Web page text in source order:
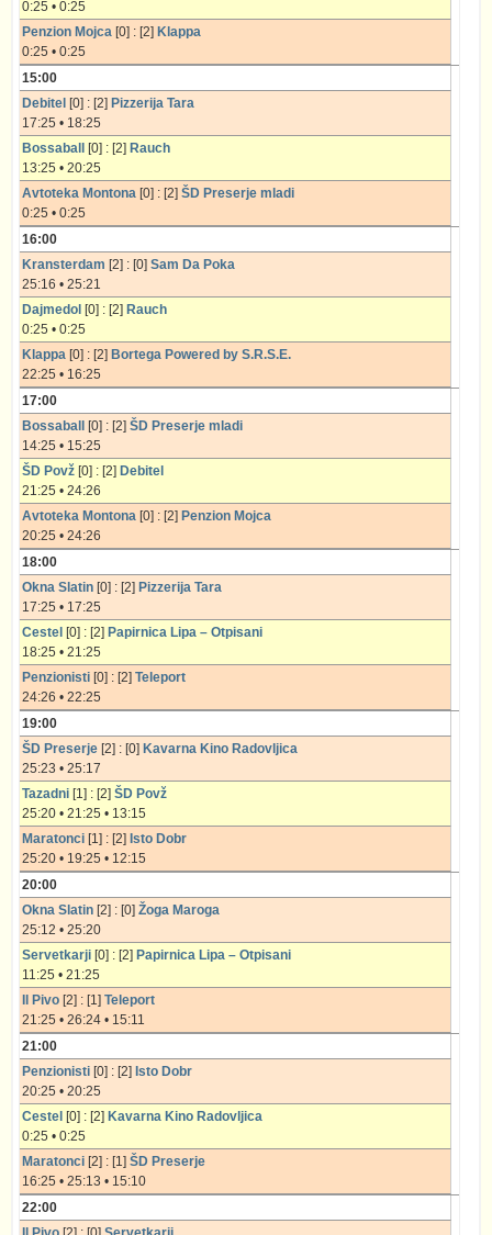
0:25 • 0:25
Penzion Mojca [0] : [2] Klappa
0:25 • 0:25
15:00
Debitel [0] : [2] Pizzerija Tara
17:25 • 18:25
Bossaball
[0] : [2] Rauch
13:25 • 20:25
Avtoteka Montona [0] : [2] ŠD Preserje mladi
0:25 • 0:25
16:00
Kransterdam [2] : [0] Sam Da Poka
25:16 • 25:21
Dajmedol [0] : [2] Rauch
0:25 • 0:25
Klappa [0] : [2] Bortega Powered by S.R.S.E.
22:25 • 16:25
17:00
Bossaball
[0] : [2] ŠD Preserje mladi
14:25 • 15:25
ŠD Povž [0] : [2] Debitel
21:25 • 24:26
Avtoteka Montona [0] : [2] Penzion Mojca
20:25 • 24:26
18:00
Okna Slatin [0] : [2] Pizzerija Tara
17:25 • 17:25
Cestel [0] : [2] Papirnica Lipa – Otpisani
18:25 • 21:25
Penzionisti [0] : [2] Teleport
24:26 • 22:25
19:00
ŠD Preserje [2] : [0] Kavarna Kino Radovljica
25:23 • 25:17
Tazadni [1] : [2] ŠD Povž
25:20 • 21:25 • 13:15
Maratonci [1] : [2] Isto Dobr
25:20 • 19:25 • 12:15
20:00
Okna Slatin [2] : [0] Žoga Maroga
25:12 • 25:20
Servetkarji [0] : [2] Papirnica Lipa – Otpisani
11:25 • 21:25
Il Pivo [2] : [1] Teleport
21:25 • 26:24 • 15:11
21:00
Penzionisti [0] : [2] Isto Dobr
20:25 • 20:25
Cestel [0] : [2] Kavarna Kino Radovljica
0:25 • 0:25
Maratonci [2] : [1] ŠD Preserje
16:25 • 25:13 • 15:10
22:00